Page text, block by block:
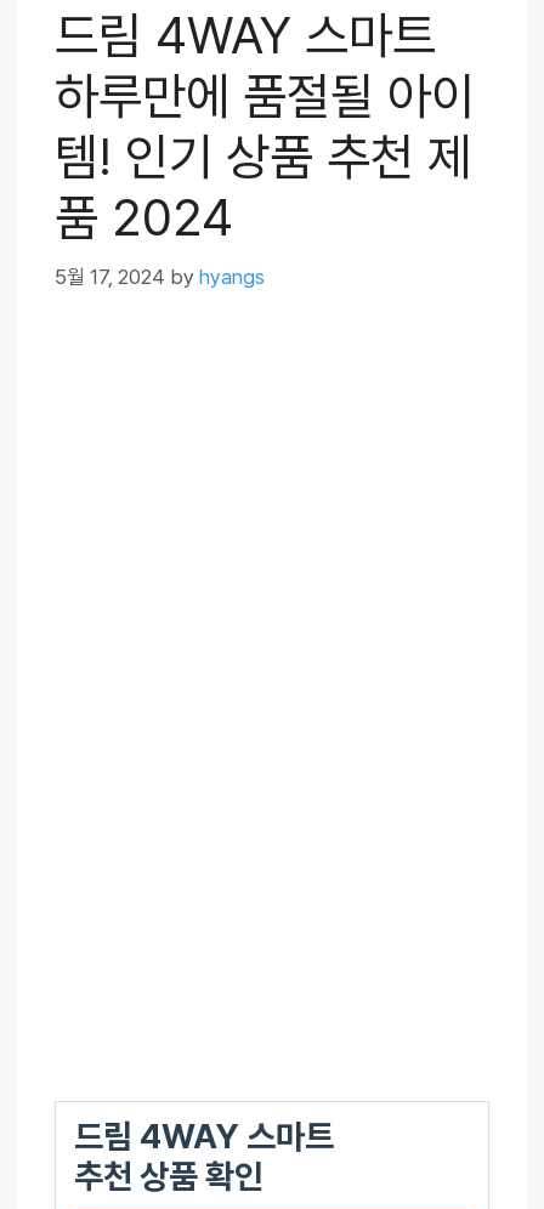
드림 4WAY 스마트
하루만에 품절될 아이
템! 인기 상품 추천 제
품 2024
5월 17, 2024 by hyangs
드림 4WAY 스마트
추천 상품 확인